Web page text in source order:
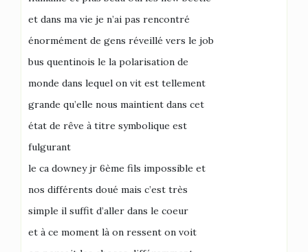
et dans ma vie je n’ai pas rencontré
énormément de gens réveillé vers le job
bus quentinois le la polarisation de
monde dans lequel on vit est tellement
grande qu’elle nous maintient dans cet
état de rêve à titre symbolique est
fulgurant
le ca downey jr 6ème fils impossible et
nos différents doué mais c’est très
simple il suffit d’aller dans le coeur
et à ce moment là on ressent on voit